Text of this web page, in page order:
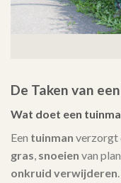
De Taken van
Wat doet een
Een tuinman verzorgt
gras, snoeien van
onkruid verwijderen